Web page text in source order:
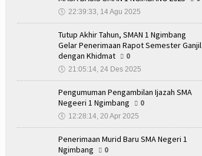
🕔 22:39:33, 14 Agu 2025
Tutup Akhir Tahun, SMAN 1 Ngimbang
Gelar Penerimaan Rapot Semester Ganjil
dengan Khidmat
0
🕔 21:05:14, 24 Des 2025
Pengumuman Pengambilan Ijazah SMA
Negeeri 1 Ngimbang
0
🕔 12:28:14, 20 Apr 2025
Penerimaan Murid Baru SMA Negeri 1
Ngimbang
0